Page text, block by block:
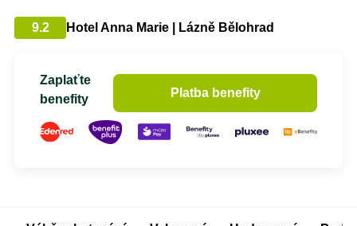
9.2 Hotel Anna Marie | Lázně Bělohrad
Zaplaťte
benefity
Platba benefity